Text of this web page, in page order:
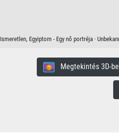
Ismeretlen, Egyiptom - Egy nő portréja ·
Megtekintés 3D-